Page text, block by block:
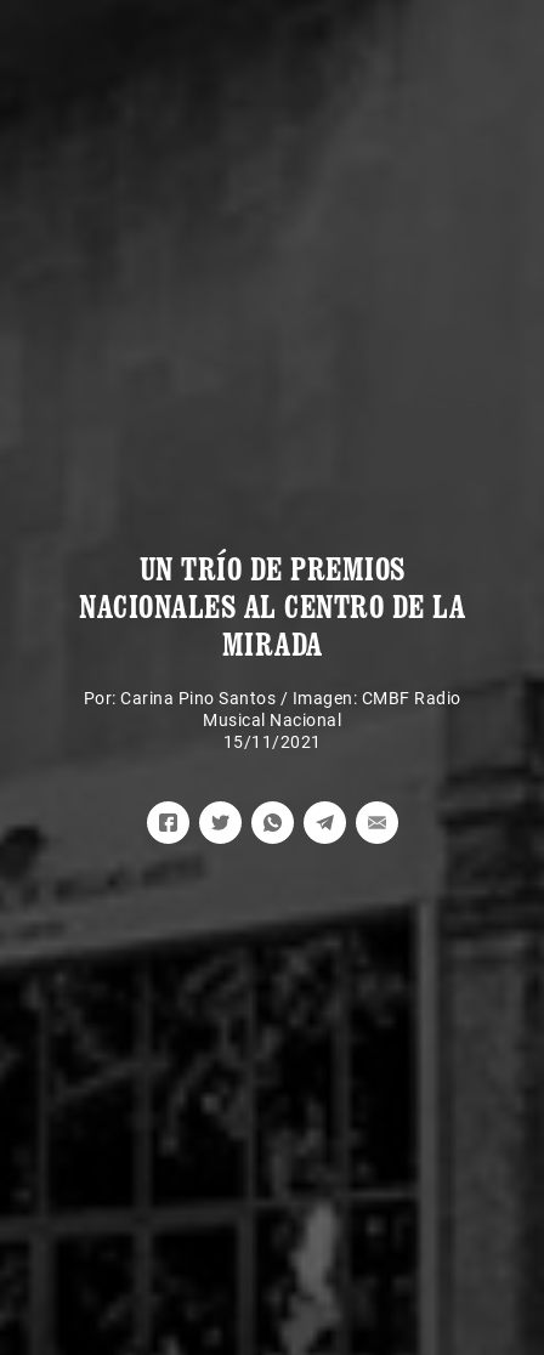
UN TRÍO DE PREMIOS
NACIONALES AL CENTRO DE LA
MIRADA
Por: Carina Pino Santos / Imagen: CMBF Radio
Musical Nacional
15/11/2021